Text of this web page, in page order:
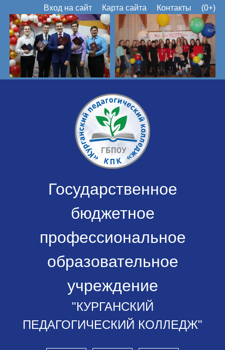
Вход на сайт Карта сайта Контакты (0+)
Государственное
бюджетное
профессиональное
образовательное
учреждение
"КУРГАНСКИЙ
ПЕДАГОГИЧЕСКИЙ КОЛЛЕДЖ"